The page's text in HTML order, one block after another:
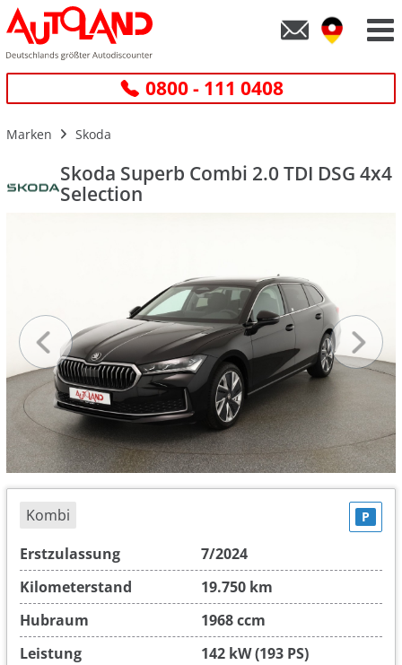
0800 - 111 0408
Marken Skoda
Skoda Superb Combi 2.0 TDI DSG 4x4
Selection
Kombi P
Erstzulassung
7/2024
Kilometerstand
19.750 km
Hubraum
1968 ccm
Leistung
142 kW (193 PS)